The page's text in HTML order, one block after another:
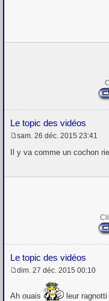
Le topic des vidéos
e
s
a
sam. 26 déc. 2015 23:41
Il y va comme un cochon
Le topic des vidéos
s
dim. 27 déc. 2015 00:10
Ah ouais
leur